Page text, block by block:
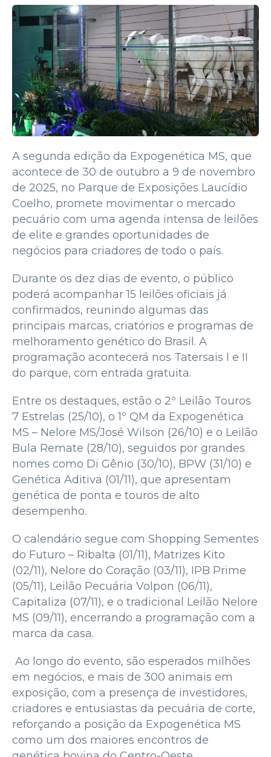
A segunda edição da Expogenética MS, que
acontece de 30 de outubro a 9 de novembro
de 2025, no Parque de Exposições Laucídio
Coelho, promete movimentar o mercado
pecuário com uma agenda intensa de leilões
de elite e grandes oportunidades de
negócios para criadores de todo o país.
Durante os dez dias de evento, o público
poderá acompanhar 15 leilões oficiais já
confirmados, reunindo algumas das
principais marcas, criatórios e programas de
melhoramento genético do Brasil. A
programação acontecerá nos Tatersais I e II
do parque, com entrada gratuita.
Entre os destaques, estão o 2º Leilão Touros
7 Estrelas (25/10), o 1º QM da Expogenética
MS – Nelore MS/José Wilson (26/10) e o Leilão
Bula Remate (28/10), seguidos por grandes
nomes como Di Gênio (30/10), BPW (31/10) e
Genética Aditiva (01/11), que apresentam
genética de ponta e touros de alto
desempenho.
O calendário segue com Shopping Sementes
do Futuro – Ribalta (01/11), Matrizes Kito
(02/11), Nelore do Coração (03/11), IPB Prime
(05/11), Leilão Pecuária Volpon (06/11),
Capitaliza (07/11), e o tradicional Leilão Nelore
MS (09/11), encerrando a programação com a
marca da casa.
Ao longo do evento, são esperados milhões
em negócios, e mais de 300 animais em
exposição, com a presença de investidores,
criadores e entusiastas da pecuária de corte,
reforçando a posição da Expogenética MS
como um dos maiores encontros de